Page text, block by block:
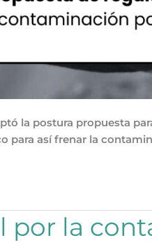
la postura propuesta
para así frenar la
por la